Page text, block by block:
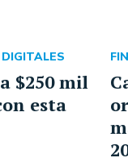
$250 mil
esta